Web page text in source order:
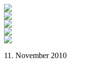
11. November 2010